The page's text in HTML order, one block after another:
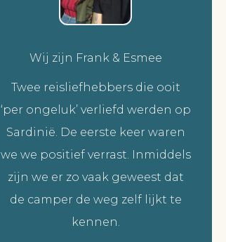
Wij zijn Frank & Esmee
Twee reisliefhebbers die ooit
‘per ongeluk’ verliefd werden op
Sardinië. De eerste keer waren
we we positief verrast. Inmiddels
zijn we er zo vaak geweest dat
de camper de weg zelf lijkt te
kennen.